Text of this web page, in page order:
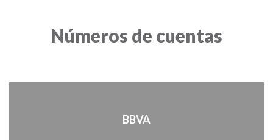
Números de cuentas
BBVA